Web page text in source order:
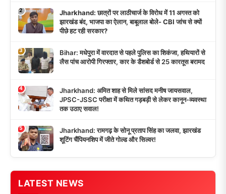
2
Jharkhand: छात्रों पर लाठीचार्ज के विरोध में 11 अगस्त को
झारखंड बंद, भाजपा का ऐलान, बाबूलाल बोले- CBI जांच से क्यों
पीछे हट रही सरकार?
3
Bihar: मधेपुरा में वारदात से पहले पुलिस का शिकंजा, हथियारों से
लैस पांच आरोपी गिरफ्तार, कार के डैशबोर्ड से 25 कारतूस बरामद
4
Jharkhand: अमित शाह से मिले सांसद मनीष जायसवाल,
JPSC-JSSC परीक्षा में कथित गड़बड़ी से लेकर कानून-व्यवस्था
तक उठाए सवाल!
5
Jharkhand: रामगढ़ के सोनू प्रताप सिंह का जलवा, झारखंड
शूटिंग चैंपियनशिप में जीते गोल्ड और सिल्वर!
LATEST NEWS